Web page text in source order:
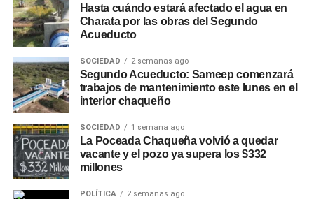
Hasta cuándo estará afectado el agua en
Charata por las obras del Segundo
Acueducto
SOCIEDAD 2 semanas ago
Segundo Acueducto: Sameep comenzará
trabajos de mantenimiento este lunes en el
interior chaqueño
SOCIEDAD 1 semana ago
La Poceada Chaqueña volvió a quedar
vacante y el pozo ya supera los $332
millones
POLÍTICA 2 semanas ago